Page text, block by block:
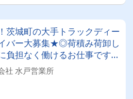
茨城町の大手トラックディー
バー大募集★◎荷積み荷卸し
負担なく働けるお仕事です◎
祝日休みの年間１２０日以
実♪
社 水戸営業所